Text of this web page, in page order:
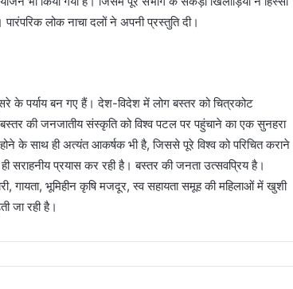
लोक नाचा दलों ने अपनी प्रस्तुति दी।
के पर्याय बन गए हैं। देश-विदेश में लोग बस्तर को चित्रकोट
की जनजातीय संस्कृति को विश्व पटल पर पहुंचाने का एक सुनहरा
साथ ही अत्यंत आकर्षक भी है, जिससे पूरे विश्व को परिचित कराने
सराहनीय प्रयास कर रही है। बस्तर की जनता उत्सवप्रिय है।
गायता, भूमिहीन कृषि मजदूर, स्व सहायता समूह की महिलाओं में खुशी
जा रही है।